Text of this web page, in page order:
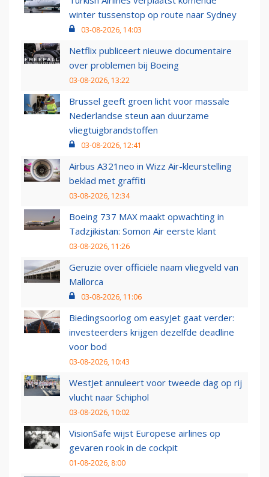
winter tussenstop op route naar Sydney
03-08-2026, 14:03
Netflix publiceert nieuwe documentaire
over problemen bij Boeing
03-08-2026, 13:22
Brussel geeft groen licht voor massale
Nederlandse steun aan duurzame
vliegtuigbrandstoffen
03-08-2026, 12:41
Airbus A321neo in Wizz Air-kleurstelling
beklad met graffiti
03-08-2026, 12:34
Boeing 737 MAX maakt opwachting in
Tadzjikistan: Somon Air eerste klant
03-08-2026, 11:26
Geruzie over officiële naam vliegveld van
Mallorca
03-08-2026, 11:06
Biedingsoorlog om easyJet gaat verder:
investeerders krijgen dezelfde deadline
voor bod
03-08-2026, 10:43
WestJet annuleert voor tweede dag op rij
vlucht naar Schiphol
03-08-2026, 10:02
VisionSafe wijst Europese airlines op
gevaren rook in de cockpit
01-08-2026, 8:00